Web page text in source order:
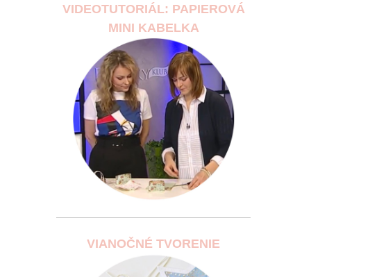
VIDEOTUTORIÁL: PAPIEROVÁ
MINI KABELKA
VIANOČNÉ TVORENIE